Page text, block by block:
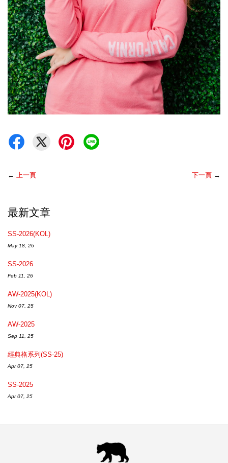
← 上一頁 下一頁 →
最新文章
SS-2026(KOL)
May 18, 26
SS-2026
Feb 11, 26
AW-2025(KOL)
Nov 07, 25
AW-2025
Sep 11, 25
經典格系列(SS-25)
Apr 07, 25
SS-2025
Apr 07, 25